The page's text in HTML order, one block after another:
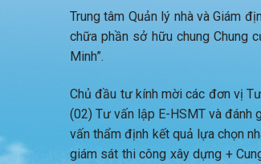
Trung tâm Quản lý nhà và Giám
chữa phần sở hữu chung Chung
Minh”.
Chủ đầu tư kính mời các đơn vị
(02) Tư vấn lập E-HSMT và đánh
vấn thẩm định kết quả lựa chọn
giám sát thi công xây dựng +